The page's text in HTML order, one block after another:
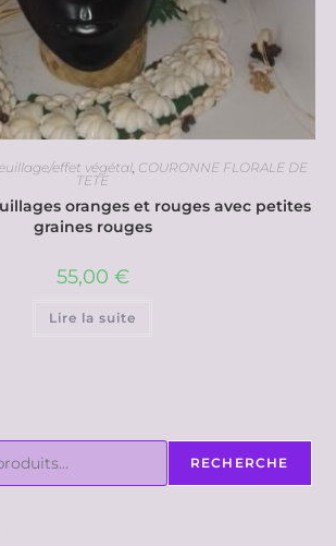
effet végétal COURONNE FLORALE DE
TETE
oranges et rouges avec petites
graines rouges
55,00 €
Lire la suite
RECHERCHE